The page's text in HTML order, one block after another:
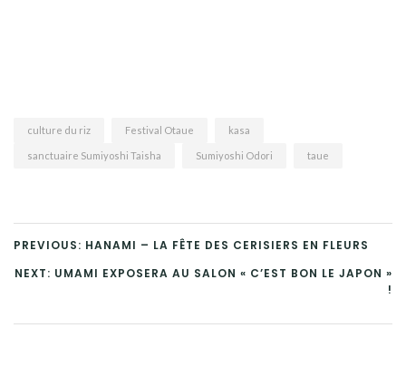
culture du riz Festival Otaue kasa
sanctuaire Sumiyoshi Taisha Sumiyoshi Odori taue
PREVIOUS: HANAMI – LA FÊTE DES CERISIERS EN FLEURS
NEXT: UMAMI EXPOSERA AU SALON « C’EST BON LE JAPON »
!